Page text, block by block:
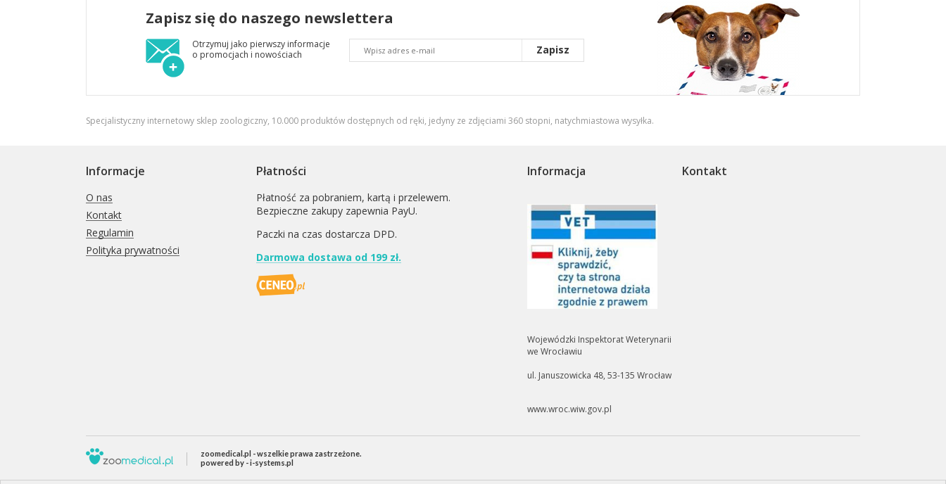
Zapisz się do naszego newslettera
Otrzymuj jako pierwszy informacje
o promocjach i nowościach
Zapisz
Specjalistyczny internetowy sklep zoologiczny, 10.000 produktów dostępnych od ręki, jedyny ze zdjęciami 360 stopni, natychmiastowa wysyłka.
Informacje
O nas
Kontakt
Regulamin
Polityka prywatności
Płatności
Płatność za pobraniem, kartą i przelewem.
Bezpieczne zakupy zapewnia PayU.
Paczki na czas dostarcza DPD.
Darmowa dostawa od 199 zł.
Informacja
Wojewódzki Inspektorat Weterynarii
we Wrocławiu
ul. Januszowicka 48, 53-135 Wrocław
www.wroc.wiw.gov.pl
Kontakt
zoomedical.pl - wszelkie prawa zastrzeżone.
powered by -i-systems.pl